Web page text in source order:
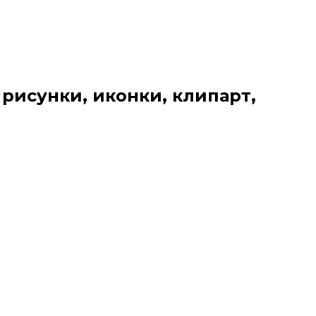
иконки, клипарт,